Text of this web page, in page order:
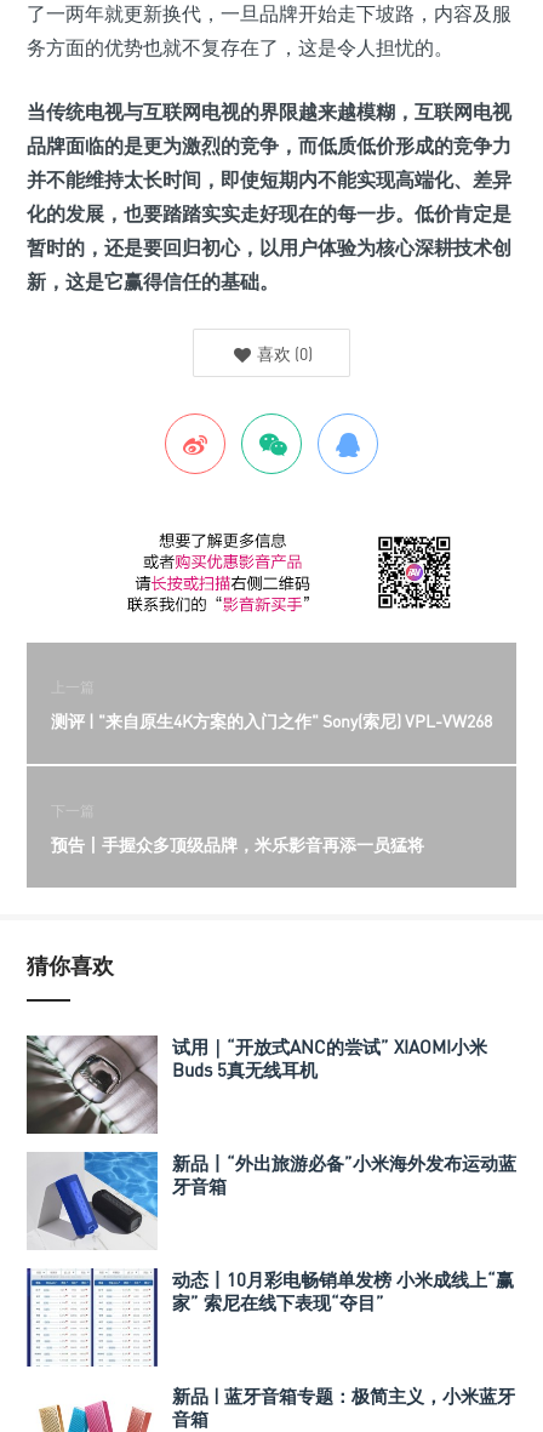
了一两年就更新换代，一旦品牌开始走下坡路，内容及服
务方面的优势也就不复存在了，这是令人担忧的。
当传统电视与互联网电视的界限越来越模糊，互联网电视
品牌面临的是更为激烈的竞争，而低质低价形成的竞争力
并不能维持太长时间，即使短期内不能实现高端化、差异
化的发展，也要踏踏实实走好现在的每一步。低价肯定是
暂时的，还是要回归初心，以用户体验为核心深耕技术创
新，这是它赢得信任的基础。
喜欢 (0)
上一篇
测评 | "来自原生4K方案的入门之作" Sony(索尼) VPL-VW268
下一篇
预告丨手握众多顶级品牌，米乐影音再添一员猛将
猜你喜欢
试用｜“开放式ANC的尝试” XIAOMI小米
Buds 5真无线耳机
新品丨“外出旅游必备”小米海外发布运动蓝
牙音箱
动态丨10月彩电畅销单发榜 小米成线上“赢
家” 索尼在线下表现“夺目”
新品 | 蓝牙音箱专题：极简主义，小米蓝牙
音箱